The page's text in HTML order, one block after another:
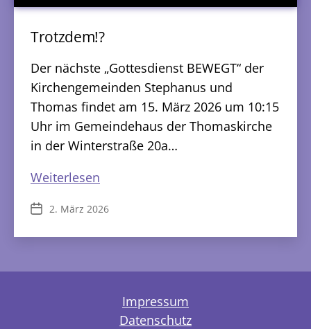
Trotzdem!?
Der nächste „Gottesdienst BEWEGT“ der
Kirchengemeinden Stephanus und
Thomas findet am 15. März 2026 um 10:15
Uhr im Gemeindehaus der Thomaskirche
in der Winterstraße 20a…
Weiterlesen
Veröffentlichungsdatum
2. März 2026
Impressum
Datenschutz